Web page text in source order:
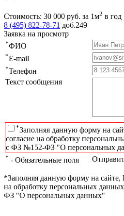
Стоимость: 30 000 руб. за 1м2 в год
8 (495) 822-78-71 доб.249
Заявка на просмотр
*ФИО
*E-mail
*Телефон
Текст сообщения
*Заполняя данную форму на
согласие на обработку
с ФЗ №152-ФЗ "О персональных
* - Обязательные поля
*Заполняя данную форму на сайте,
на обработку персональных
ФЗ "О персональных данных"